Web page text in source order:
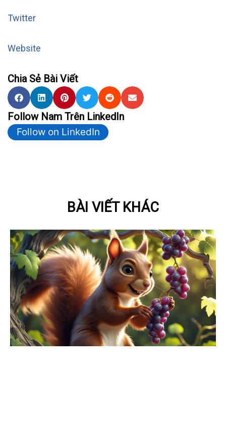
Twitter
Website
Chia Sẻ Bài Viết
Follow Nam Trên LinkedIn
Follow on LinkedIn
BÀI VIẾT KHÁC